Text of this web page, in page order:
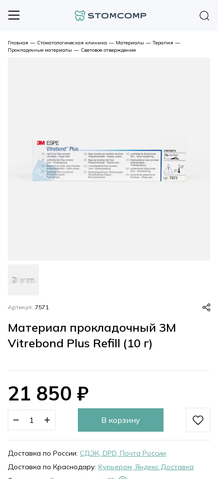
Главная — Стоматологическая клиника — Материалы — Терапия —
Прокладочные материалы — Световое отверждение
Артикул: 7571
Материал прокладочный 3M
Vitrebond Plus Refill (10 г)
21 850 ₽
В корзину
Доставка по России: СДЭК, DPD, Почта России
Доставка по Краснодару: Курьером, Яндекс Доставка